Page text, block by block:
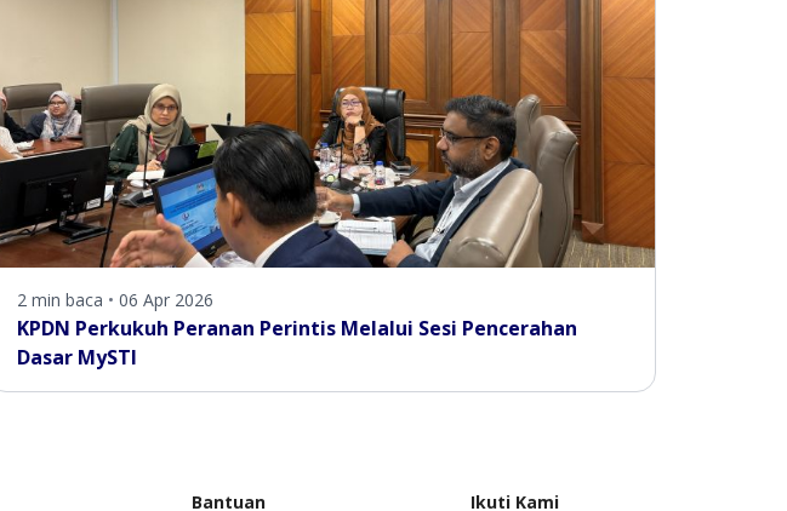
2 min baca • 06 Apr 2026
KPDN Perkukuh Peranan Perintis Melalui Sesi Pencerahan
Dasar MySTI
Bantuan Ikuti Kami